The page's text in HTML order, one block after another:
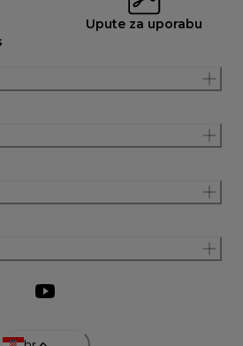
Upute za uporabu